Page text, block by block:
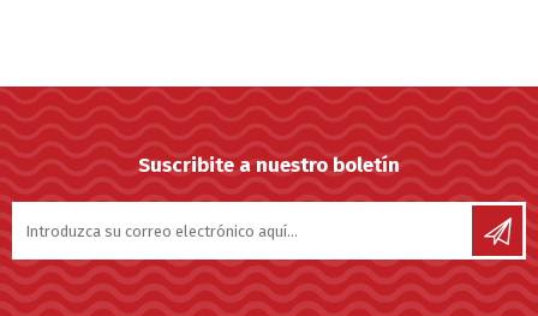
Suscribite a nuestro boletín